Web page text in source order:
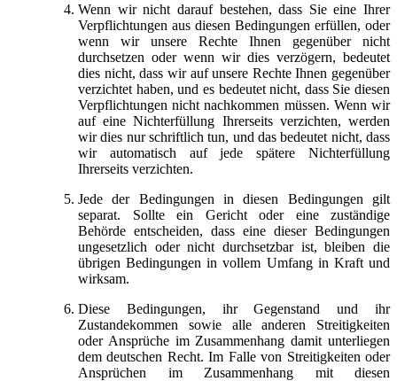
Wenn wir nicht darauf bestehen, dass Sie eine Ihrer
Verpflichtungen aus diesen Bedingungen erfüllen, oder
wenn wir unsere Rechte Ihnen gegenüber nicht
durchsetzen oder wenn wir dies verzögern, bedeutet
dies nicht, dass wir auf unsere Rechte Ihnen gegenüber
verzichtet haben, und es bedeutet nicht, dass Sie diesen
Verpflichtungen nicht nachkommen müssen. Wenn wir
auf eine Nichterfüllung Ihrerseits verzichten, werden
wir dies nur schriftlich tun, und das bedeutet nicht, dass
wir automatisch auf jede spätere Nichterfüllung
Ihrerseits verzichten.
Jede der Bedingungen in diesen Bedingungen gilt
separat. Sollte ein Gericht oder eine zuständige
Behörde entscheiden, dass eine dieser Bedingungen
ungesetzlich oder nicht durchsetzbar ist, bleiben die
übrigen Bedingungen in vollem Umfang in Kraft und
wirksam.
Diese Bedingungen, ihr Gegenstand und ihr
Zustandekommen sowie alle anderen Streitigkeiten
oder Ansprüche im Zusammenhang damit unterliegen
dem deutschen Recht. Im Falle von Streitigkeiten oder
Ansprüchen im Zusammenhang mit diesen